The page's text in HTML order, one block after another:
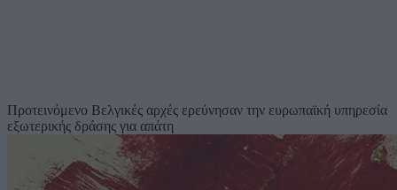
Προτεινόμενο Βελγικές αρχές ερεύνησαν την ευρωπαϊκή υπηρεσία
εξωτερικής δράσης για απάτη